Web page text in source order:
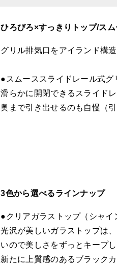
ひろびろ×すっきりトップ/ス
グリル排気口をアイランド構
●スムーススライドレール式グ
滑らかに開閉できるスライド
奥まで引き出せるのも自慢（
3色から選べるラインナップ
●クリアガラストップ（シャイ
光沢が美しいガラストップは
いので美しさをずっとキープし
新たに上質感のあるブラック